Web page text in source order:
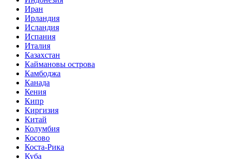
Иран
Ирландия
Исландия
Испания
Италия
Казахстан
Каймановы острова
Камбоджа
Канада
Кения
Кипр
Киргизия
Китай
Колумбия
Косово
Коста-Рика
Куба